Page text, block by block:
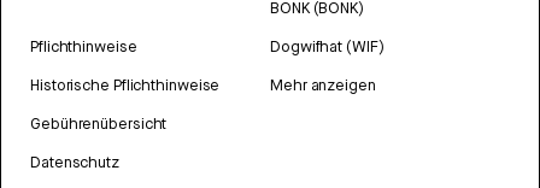
Pflichthinweise
Historische Pflichthinweise
Gebührenübersicht
Datenschutz
BONK (BONK)
Dogwifhat (WIF)
Mehr anzeigen